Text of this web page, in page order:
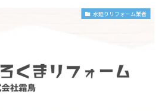
水廻りリフォーム業者